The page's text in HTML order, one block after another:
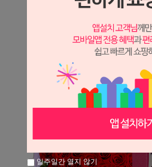
일주일간 열지 않기